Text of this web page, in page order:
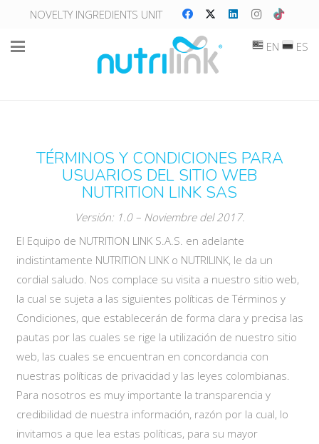
NOVELTY INGREDIENTS UNIT
EN ES
TÉRMINOS Y CONDICIONES PARA
USUARIOS DEL SITIO WEB
NUTRITION LINK SAS
Versión: 1.0 – Noviembre del 2017.
El Equipo de NUTRITION LINK S.A.S. en adelante
indistintamente NUTRITION LINK o NUTRILINK, le da un
cordial saludo. Nos complace su visita a nuestro sitio web,
la cual se sujeta a las siguientes políticas de Términos y
Condiciones, que establecerán de forma clara y precisa las
pautas por las cuales se rige la utilización de nuestro sitio
web, las cuales se encuentran en concordancia con
nuestras políticas de privacidad y las leyes colombianas.
Para nosotros es muy importante la transparencia y
credibilidad de nuestra información, razón por la cual, lo
invitamos a que lea estas políticas, para su mayor